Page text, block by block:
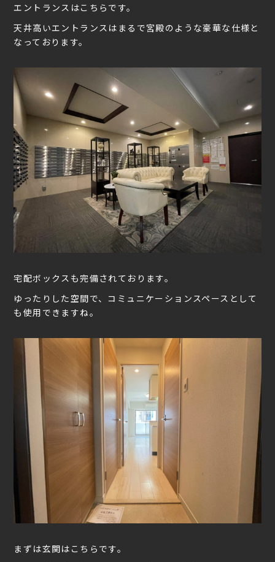
エントランスはこちらです。
天井高いエントランスはまるで宮殿のような豪華な仕様と
なっております。
宅配ボックスも完備されております。
ゆったりした空間で、コミュニケーションスペースとして
も使用できますね。
まずは玄関はこちらです。